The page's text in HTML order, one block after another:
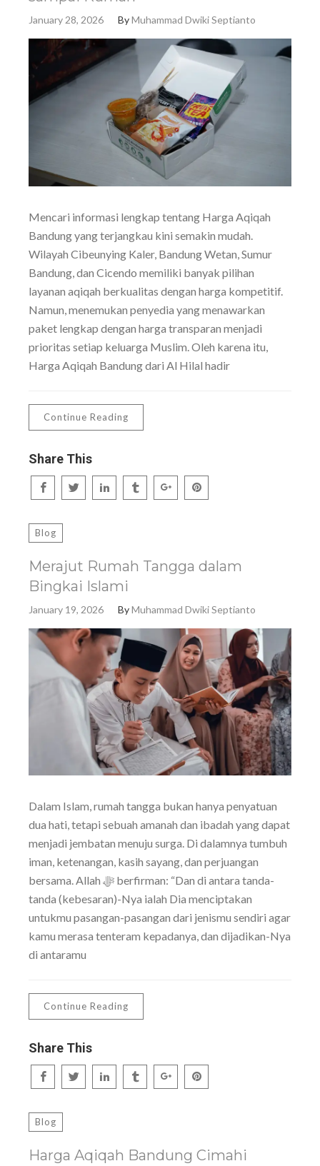
January 28, 2026 ByMuhammad Dwiki Septianto
Mencari informasi lengkap tentang Harga Aqiqah
Bandung yang terjangkau kini semakin mudah.
Wilayah Cibeunying Kaler, Bandung Wetan, Sumur
Bandung, dan Cicendo memiliki banyak pilihan
layanan aqiqah berkualitas dengan harga kompetitif.
Namun, menemukan penyedia yang menawarkan
paket lengkap dengan harga transparan menjadi
prioritas setiap keluarga Muslim. Oleh karena itu,
Harga Aqiqah Bandung dari Al Hilal hadir
Continue Reading
Share This
Blog
Merajut Rumah Tangga dalam
Bingkai Islami
January 19, 2026 ByMuhammad Dwiki Septianto
Dalam Islam, rumah tangga bukan hanya penyatuan
dua hati, tetapi sebuah amanah dan ibadah yang dapat
menjadi jembatan menuju surga. Di dalamnya tumbuh
iman, ketenangan, kasih sayang, dan perjuangan
bersama. Allah ﷻ berfirman: “Dan di antara tanda-
tanda (kebesaran)-Nya ialah Dia menciptakan
untukmu pasangan-pasangan dari jenismu sendiri agar
kamu merasa tenteram kepadanya, dan dijadikan-Nya
di antaramu
Continue Reading
Share This
Blog
Harga Aqiqah Bandung Cimahi